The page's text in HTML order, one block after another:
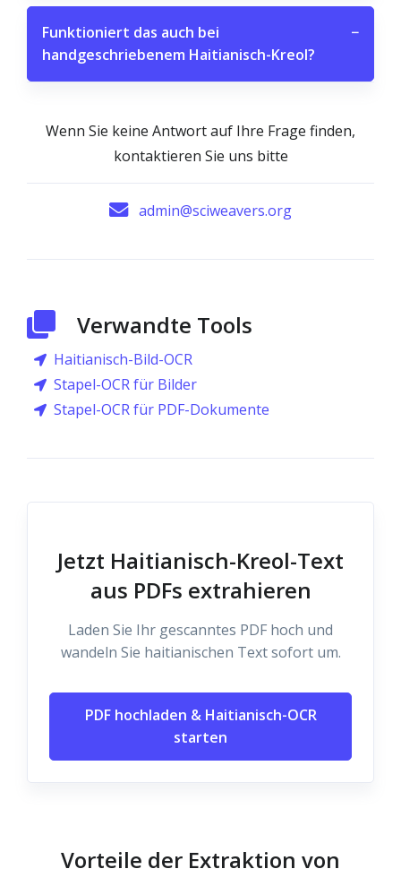
Funktioniert das auch bei
handgeschriebenem Haitianisch-Kreol?
−
Wenn Sie keine Antwort auf Ihre Frage finden,
kontaktieren Sie uns bitte
admin@sciweavers.org
Verwandte Tools
Haitianisch-Bild-OCR
Stapel-OCR für Bilder
Stapel-OCR für PDF-Dokumente
Jetzt Haitianisch-Kreol-Text
aus PDFs extrahieren
Laden Sie Ihr gescanntes PDF hoch und
wandeln Sie haitianischen Text sofort um.
PDF hochladen & Haitianisch-OCR
starten
Vorteile der Extraktion von